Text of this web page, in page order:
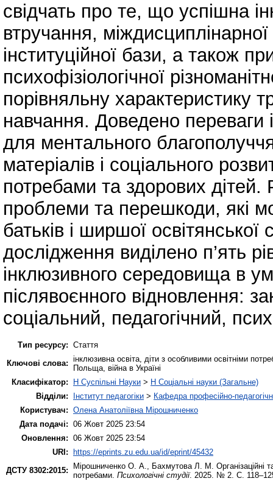
свідчать про те, що успішна
втручання, міждисциплінарної
інституційної бази, а також
психофізіологічної
порівняльну характеристику
навчання. Доведено переваги
для ментального
матеріалів і соціального
потребами та здорових дітей.
проблеми та перешкоди, які
батьків і ширшої
дослідження виділено п’ять
інклюзивного середовища в
післявоєнного відновлення:
соціальний, педагогічний,
Тип ресурсу: Стаття
Ключові слова: інклюзивна освіта, діти з особливими освітніми
Польща, війна в Україні
Класифікатор:
H Суспільні Науки > H Соціальні науки (Загальне)
Відділи:
Інститут педагогіки > Кафедра професійно-
Користувач: Олена Анатоліївна Мірошниченко
Дата подачі: 06 Жовт 2025 23:54
Оновлення: 06 Жовт 2025 23:54
URI: https://eprints.zu.edu.ua/id/eprint/45432
ДСТУ 8302:2015:
Мірошниченко О. А. Бахмутова Л. М. Організаційні
потребами. Психологічні студії. 2025. № 2. С.